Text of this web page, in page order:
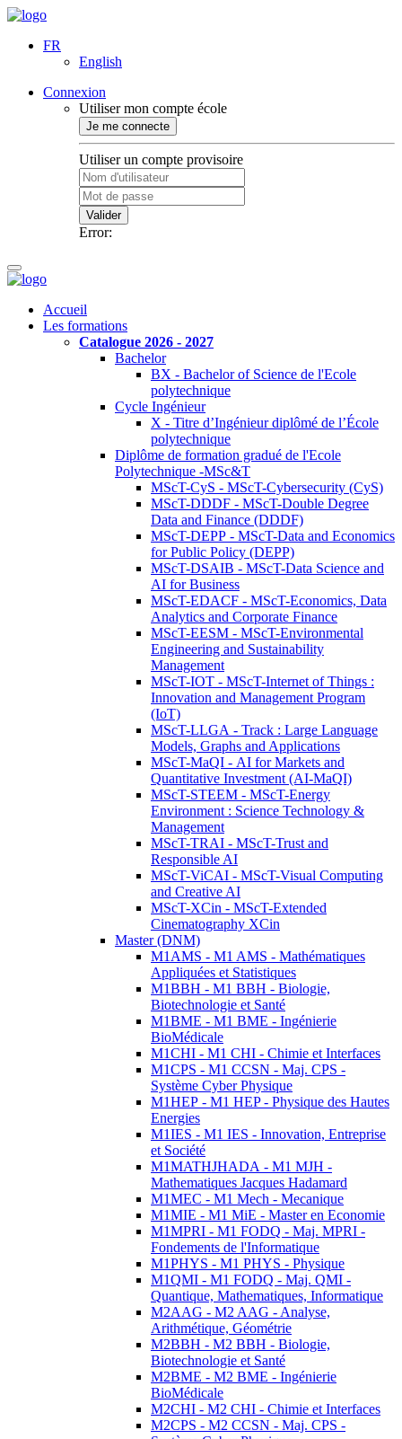
FR
English
Connexion
Utiliser mon compte école
Je me connecte
Utiliser un compte provisoire
Valider
Error:
Accueil
Les formations
Catalogue 2026 - 2027
Bachelor
BX - Bachelor of Science de l'Ecole
polytechnique
Cycle Ingénieur
X - Titre d’Ingénieur diplômé de l’École
polytechnique
Diplôme de formation gradué de l'Ecole
Polytechnique -MSc&T
MScT-CyS - MScT-Cybersecurity (CyS)
MScT-DDDF - MScT-Double Degree
Data and Finance (DDDF)
MScT-DEPP - MScT-Data and Economics
for Public Policy (DEPP)
MScT-DSAIB - MScT-Data Science and
AI for Business
MScT-EDACF - MScT-Economics, Data
Analytics and Corporate Finance
MScT-EESM - MScT-Environmental
Engineering and Sustainability
Management
MScT-IOT - MScT-Internet of Things :
Innovation and Management Program
(IoT)
MScT-LLGA - Track : Large Language
Models, Graphs and Applications
MScT-MaQI - AI for Markets and
Quantitative Investment (AI-MaQI)
MScT-STEEM - MScT-Energy
Environment : Science Technology &
Management
MScT-TRAI - MScT-Trust and
Responsible AI
MScT-ViCAI - MScT-Visual Computing
and Creative AI
MScT-XCin - MScT-Extended
Cinematography XCin
Master (DNM)
M1AMS - M1 AMS - Mathématiques
Appliquées et Statistiques
M1BBH - M1 BBH - Biologie,
Biotechnologie et Santé
M1BME - M1 BME - Ingénierie
BioMédicale
M1CHI - M1 CHI - Chimie et Interfaces
M1CPS - M1 CCSN - Maj. CPS -
Système Cyber Physique
M1HEP - M1 HEP - Physique des Hautes
Energies
M1IES - M1 IES - Innovation, Entreprise
et Société
M1MATHJHADA - M1 MJH -
Mathematiques Jacques Hadamard
M1MEC - M1 Mech - Mecanique
M1MIE - M1 MiE - Master en Economie
M1MPRI - M1 FODQ - Maj. MPRI -
Fondements de l'Informatique
M1PHYS - M1 PHYS - Physique
M1QMI - M1 FODQ - Maj. QMI -
Quantique, Mathematiques, Informatique
M2AAG - M2 AAG - Analyse,
Arithmétique, Géométrie
M2BBH - M2 BBH - Biologie,
Biotechnologie et Santé
M2BME - M2 BME - Ingénierie
BioMédicale
M2CHI - M2 CHI - Chimie et Interfaces
M2CPS - M2 CCSN - Maj. CPS -